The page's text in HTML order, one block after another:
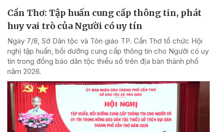
Cần Thơ: Tập huấn cung cấp thông tin, phát
huy vai trò của Người có uy tín
Ngày 7/8, Sở Dân tộc và Tôn giáo TP. Cần Thơ tổ chức Hội
nghị tập huấn, bồi dưỡng cung cấp thông tin cho Người có uy
tín trong đồng bào dân tộc thiểu số trên địa bàn thành phố
năm 2026.